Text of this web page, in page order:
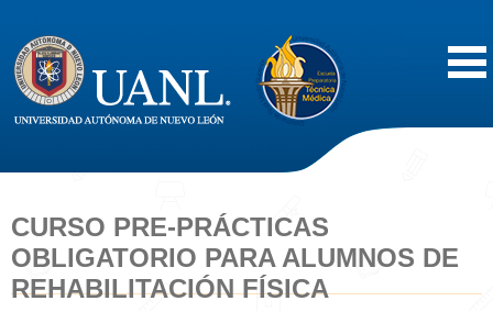
Acerca de
Oferta Educativa
CURSO PRE-PRÁCTICAS
OBLIGATORIO PARA ALUMNOS DE
REHABILITACIÓN FÍSICA